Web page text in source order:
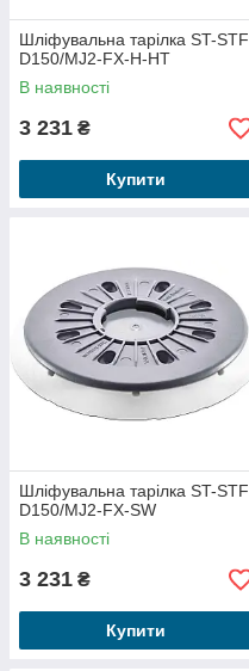
Шліфувальна тарілка ST-STF
D150/MJ2-FX-H-HT
В наявності
3 231 ₴
Купити
Шліфувальна тарілка ST-STF
D150/MJ2-FX-SW
В наявності
3 231 ₴
Купити